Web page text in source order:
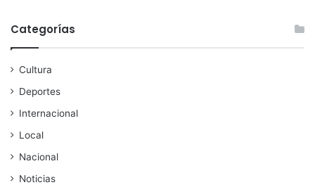
Categorías
Cultura
Deportes
Internacional
Local
Nacional
Noticias